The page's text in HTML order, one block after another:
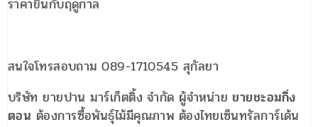
ราคาขึ้นกับฤดูกาล
สนใจโทรสอบถาม 089-1710545 สุกัลยา
บริษัท ยายปาน มาร์เก็ตติ้ง จำกัด ผู้จำหน่ายขายชะอมกิ่ง
ตอน ต้องการซื้อพันธุ์ไม้มีคุณภาพ ต้องไทยเซ็นทรัลการ์เด้น